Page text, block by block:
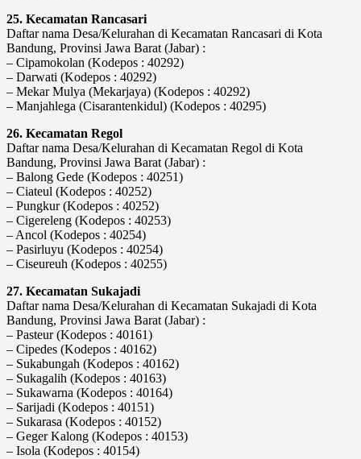
25. Kecamatan Rancasari
Daftar nama Desa/Kelurahan di Kecamatan Rancasari di Kota
Bandung, Provinsi Jawa Barat (Jabar) :
– Cipamokolan (Kodepos : 40292)
– Darwati (Kodepos : 40292)
– Mekar Mulya (Mekarjaya) (Kodepos : 40292)
– Manjahlega (Cisarantenkidul) (Kodepos : 40295)
26. Kecamatan Regol
Daftar nama Desa/Kelurahan di Kecamatan Regol di Kota
Bandung, Provinsi Jawa Barat (Jabar) :
– Balong Gede (Kodepos : 40251)
– Ciateul (Kodepos : 40252)
– Pungkur (Kodepos : 40252)
– Cigereleng (Kodepos : 40253)
– Ancol (Kodepos : 40254)
– Pasirluyu (Kodepos : 40254)
– Ciseureuh (Kodepos : 40255)
27. Kecamatan Sukajadi
Daftar nama Desa/Kelurahan di Kecamatan Sukajadi di Kota
Bandung, Provinsi Jawa Barat (Jabar) :
– Pasteur (Kodepos : 40161)
– Cipedes (Kodepos : 40162)
– Sukabungah (Kodepos : 40162)
– Sukagalih (Kodepos : 40163)
– Sukawarna (Kodepos : 40164)
– Sarijadi (Kodepos : 40151)
– Sukarasa (Kodepos : 40152)
– Geger Kalong (Kodepos : 40153)
– Isola (Kodepos : 40154)